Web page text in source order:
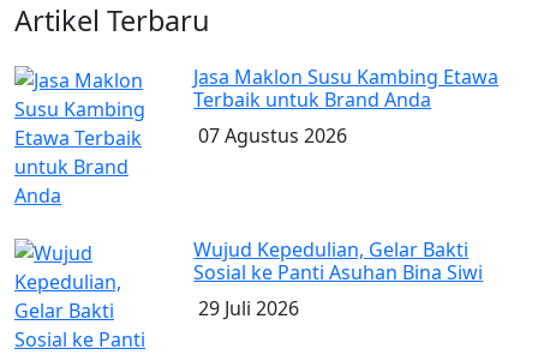
Artikel Terbaru
Jasa Maklon Susu Kambing Etawa
Terbaik untuk Brand Anda
07 Agustus 2026
Wujud Kepedulian, Gelar Bakti
Sosial ke Panti Asuhan Bina Siwi
29 Juli 2026